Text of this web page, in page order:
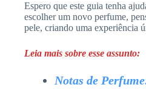
Espero que este guia tenha
escolher um novo perfume,
pele, criando uma experiência
Leia mais sobre esse assunto:
Notas de